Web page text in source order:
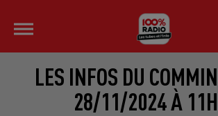
LES INFOS DU
28/11/2024 À